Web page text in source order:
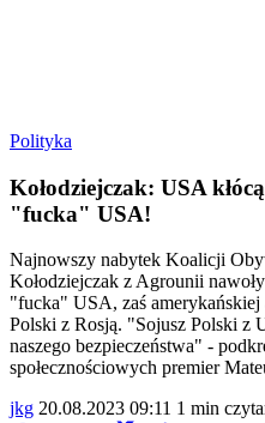
Polityka
Kołodziejczak: USA
"fucka" USA!
Najnowszy nabytek Koalicji
Kołodziejczak z Agrounii
"fucka" USA, zaś amerykańskiej
Polski z Rosją. "Sojusz Polski z
naszego bezpieczeństwa" -
społecznościowych premier
jkg 20.08.2023 09:11 1 min